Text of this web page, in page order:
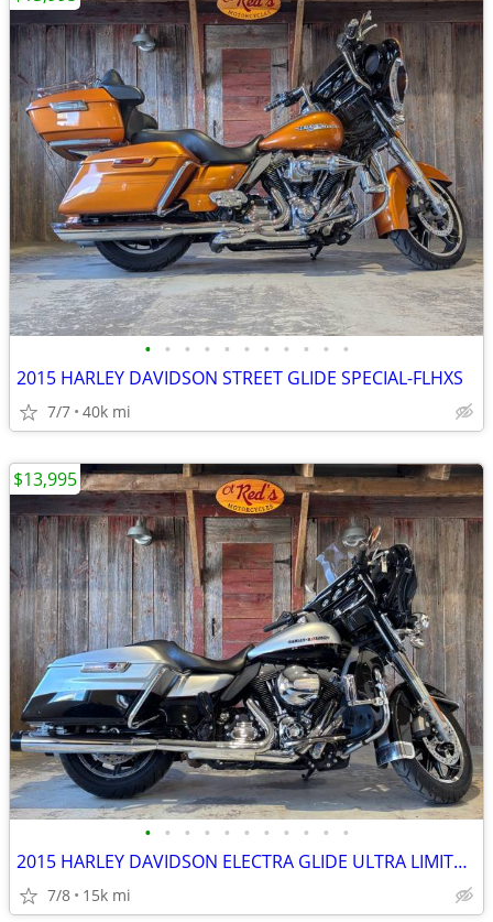
• • • • • • • • • • •
2015 HARLEY DAVIDSON STREET GLIDE SPECIAL-FLHXS
7/7 40k mi
• • • • • • • • • • •
2015 HARLEY DAVIDSON ELECTRA GLIDE ULTRA LIMITED-FLHTK
7/8 15k mi
$13,995